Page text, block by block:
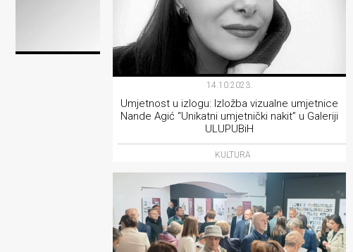
u
14.10.2023.
Umjetnost u izlogu: Izložba vizualne umjetnice
Nande Agić “Unikatni umjetnički nakit” u Galeriji
ULUPUBiH
KULTURA